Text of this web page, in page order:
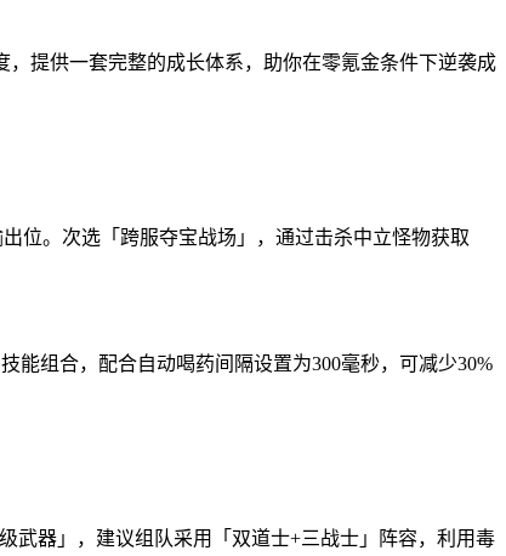
提供一套完整的成长体系，助你在零氪金条件下逆袭成
位。次选「跨服夺宝战场」，通过击杀中立怪物获取
能组合，配合自动喝药间隔设置为300毫秒，可减少30%
武器」，建议组队采用「双道士+三战士」阵容，利用毒